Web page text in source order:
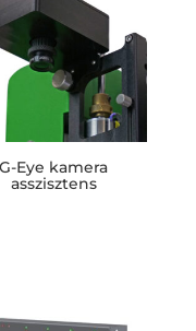
G-Eye kamera
asszisztens